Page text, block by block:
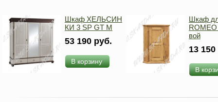
Шкаф ХЕЛЬСИН
КИ 3 SP GT M
53 190 руб.
В корзину
Шкаф
ROMEO
вой
13
В